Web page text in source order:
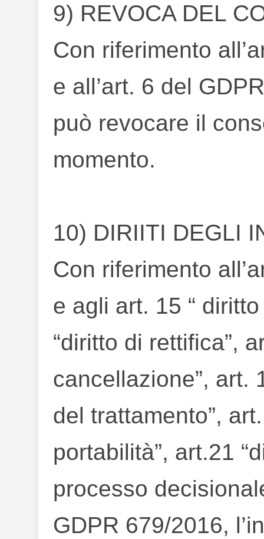
9) REVOCA DEL
Con riferimento
e all’art. 6 del
può revocare il
momento.
10) DIRIITI DEGLI
Con riferimento
e agli art. 15 “
“diritto di rettifica”,
cancellazione”, art.
del trattamento”,
portabilità”, art.21
processo
GDPR 679/2016,